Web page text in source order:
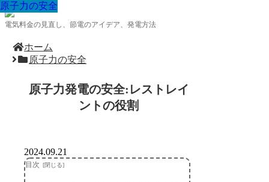
電気料金の見直し、節電のアイデア、発電方法
ホーム
原子力の安全
原子力発電の安全:レストレイ
ントの役割
原子力の安全
2024.09.21
目次
原子力の安全
原子力の安全
原子力の安全
原子力の安全
原子力の安全
原子力の安全
原子力の安全
原子力の安全